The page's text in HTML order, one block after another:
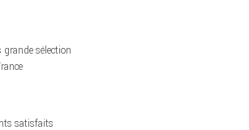
grande sélection
satisfaits